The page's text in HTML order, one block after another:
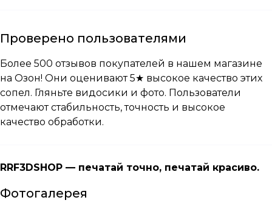
Проверено пользователями
Более 500 отзывов покупателей в нашем магазине
на Озон! Они оценивают 5★ высокое качество этих
сопел. Гляньте видосики и фото. Пользователи
отмечают стабильность, точность и высокое
качество обработки.
RRF3DSHOP — печатай точно, печатай красиво.
Фотогалерея